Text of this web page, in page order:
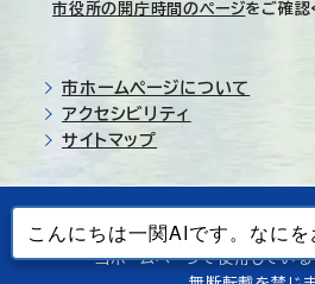
市役所の開庁時間のページをご確認
市ホームページについて
アクセシビリティ
サイトマップ
© Ichinoseki-city. All
当ホームページで使用してい